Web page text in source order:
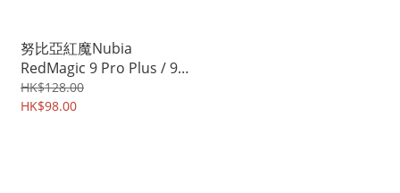
努比亞紅魔Nubia
RedMagic 9 Pro Plus / 9
Pro Imak 全屏鋼化玻璃膜
Pro+ 強化玻璃貼 7871A
HK$128.00
HK$98.00